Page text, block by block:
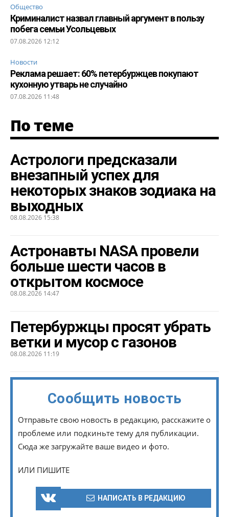
Общество
Криминалист назвал главный аргумент в пользу
побега семьи Усольцевых
07.08.2026 12:12
Новости
Реклама решает: 60% петербуржцев покупают
кухонную утварь не случайно
07.08.2026 11:48
По теме
Астрологи предсказали
внезапный успех для
некоторых знаков зодиака на
выходных
08.08.2026 15:38
Астронавты NASA провели
больше шести часов в
открытом космосе
08.08.2026 14:47
Петербуржцы просят убрать
ветки и мусор с газонов
08.08.2026 11:19
Сообщить новость
Отправьте свою новость в редакцию, расскажите о
проблеме или подкиньте тему для публикации.
Сюда же загружайте ваше видео и фото.
ИЛИ ПИШИТЕ
НАПИСАТЬ В РЕДАКЦИЮ